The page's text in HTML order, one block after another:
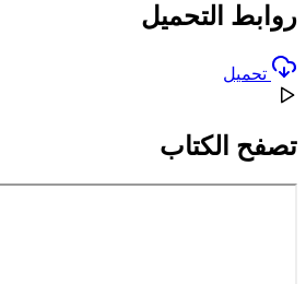
روابط التحميل
تحميل
تصفح الكتاب